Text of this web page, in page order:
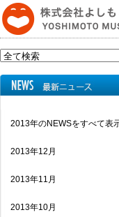
2013年のNEWSをすべて表
2013年12月
2013年11月
2013年10月